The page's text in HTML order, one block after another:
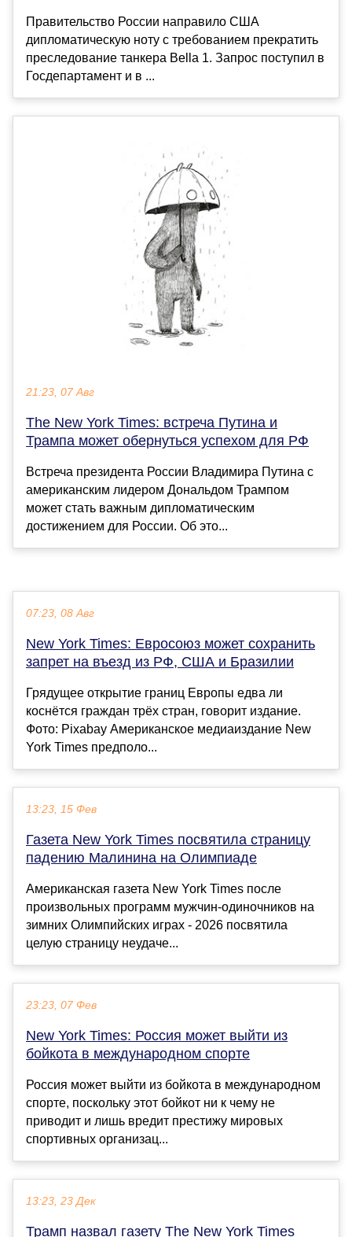
Правительство России направило США
дипломатическую ноту с требованием прекратить
преследование танкера Bella 1. Запрос поступил в
Госдепартамент и в ...
21:23, 07 Авг
The New York Times: встреча Путина и
Трампа может обернуться успехом для РФ
Встреча президента России Владимира Путина с
американским лидером Дональдом Трампом
может стать важным дипломатическим
достижением для России. Об это...
07:23, 08 Авг
New York Times: Евросоюз может сохранить
запрет на въезд из РФ, США и Бразилии
Грядущее открытие границ Европы едва ли
коснётся граждан трёх стран, говорит издание.
Фото: Pixabay Американское медиаиздание New
York Times предполо...
13:23, 15 Фев
Газета New York Times посвятила страницу
падению Малинина на Олимпиаде
Американская газета New York Times после
произвольных программ мужчин-одиночников на
зимних Олимпийских играх - 2026 посвятила
целую страницу неудаче...
23:23, 07 Фев
New York Times: Россия может выйти из
бойкота в международном спорте
Россия может выйти из бойкота в международном
спорте, поскольку этот бойкот ни к чему не
приводит и лишь вредит престижу мировых
спортивных организац...
13:23, 23 Дек
Трамп назвал газету The New York Times